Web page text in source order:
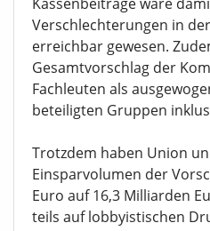
42 Milliarden Euro. Sogar
Kassenbeiträge wäre
Verschlechterungen in
erreichbar gewesen.
Gesamtvorschlag der
beteiligten Gruppen
Trotzdem haben Union
Einsparvolumen der